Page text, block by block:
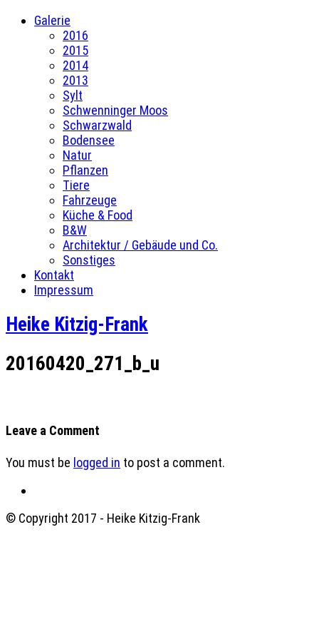
Galerie
2016
2015
2014
2013
Sylt
Schwenninger Moos
Schwarzwald
Bodensee
Natur
Pflanzen
Tiere
Fahrzeuge
Küche & Food
B&W
Architektur / Gebäude und Co.
Sonstiges
Kontakt
Impressum
Heike Kitzig-Frank
20160420_271_b_u
Leave a Comment
You must be logged in to post a comment.
© Copyright 2017 - Heike Kitzig-Frank